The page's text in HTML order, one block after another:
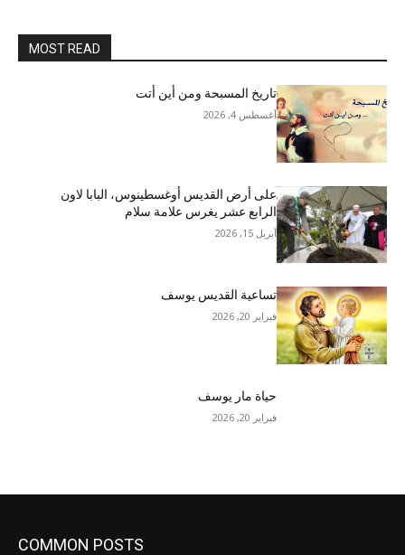
MOST READ
تاريخ المسبحة ومن أين أتت
أغسطس 4, 2026
على أرض القديس أوغسطينوس، البابا لاون
الرابع عشر يغرس علامة سلام
أبريل 15, 2026
تساعية القديس يوسف
فبراير 20, 2026
حياة مار يوسف
فبراير 20, 2026
COMMON POSTS